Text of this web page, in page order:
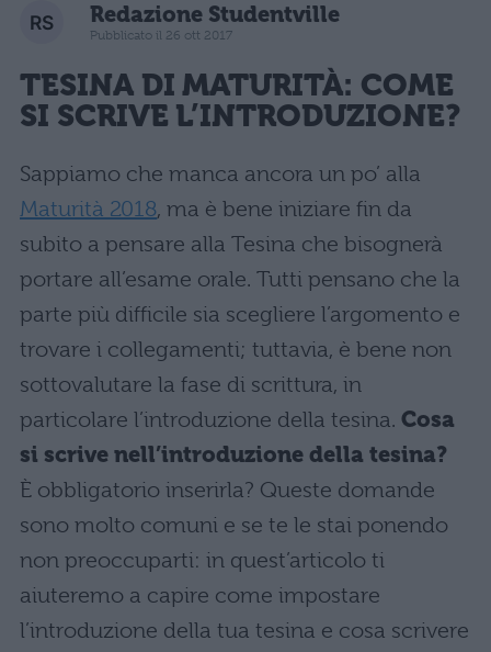
Redazione Studentville
Pubblicato il 26 ott 2017
TESINA DI MATURITÀ: COME
SI SCRIVE L’INTRODUZIONE?
Sappiamo che manca ancora un po’ alla
Maturità 2018, ma è bene iniziare fin da
subito a pensare alla Tesina che bisognerà
portare all’esame orale. Tutti pensano che la
parte più difficile sia scegliere l’argomento e
trovare i collegamenti; tuttavia, è bene non
sottovalutare la fase di scrittura, in
particolare l’introduzione della tesina. Cosa
si scrive nell’introduzione della tesina?
È obbligatorio inserirla? Queste domande
sono molto comuni e se te le stai ponendo
non preoccuparti: in quest’articolo ti
aiuteremo a capire come impostare
l’introduzione della tua tesina e cosa scrivere